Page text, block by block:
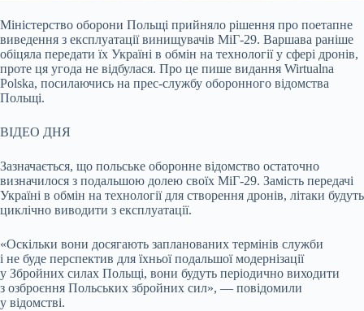
Міністерство оборони Польщі прийняло рішення про поетапне
виведення з експлуатації винищувачів МіГ-29. Варшава раніше
обіцяла передати їх Україні в обмін на технології у сфері дронів,
проте ця угода не відбулася. Про це пише видання Wirtualna
Polska, посилаючись на прес-службу оборонного відомства
Польщі.
ВІДЕО ДНЯ
Зазначається, що польське оборонне відомство остаточно
визначилося з подальшою долею своїх МіГ-29. Замість передачі
Україні в обмін на технології для створення дронів, літаки будуть
циклічно виводити з експлуатації.
«Оскільки вони досягають запланованих термінів служби
і не буде перспектив для їхньої подальшої модернізації
у Збройних силах Польщі, вони будуть періодично виходити
з озброєння Польських збройних сил», — повідомили
у відомстві.